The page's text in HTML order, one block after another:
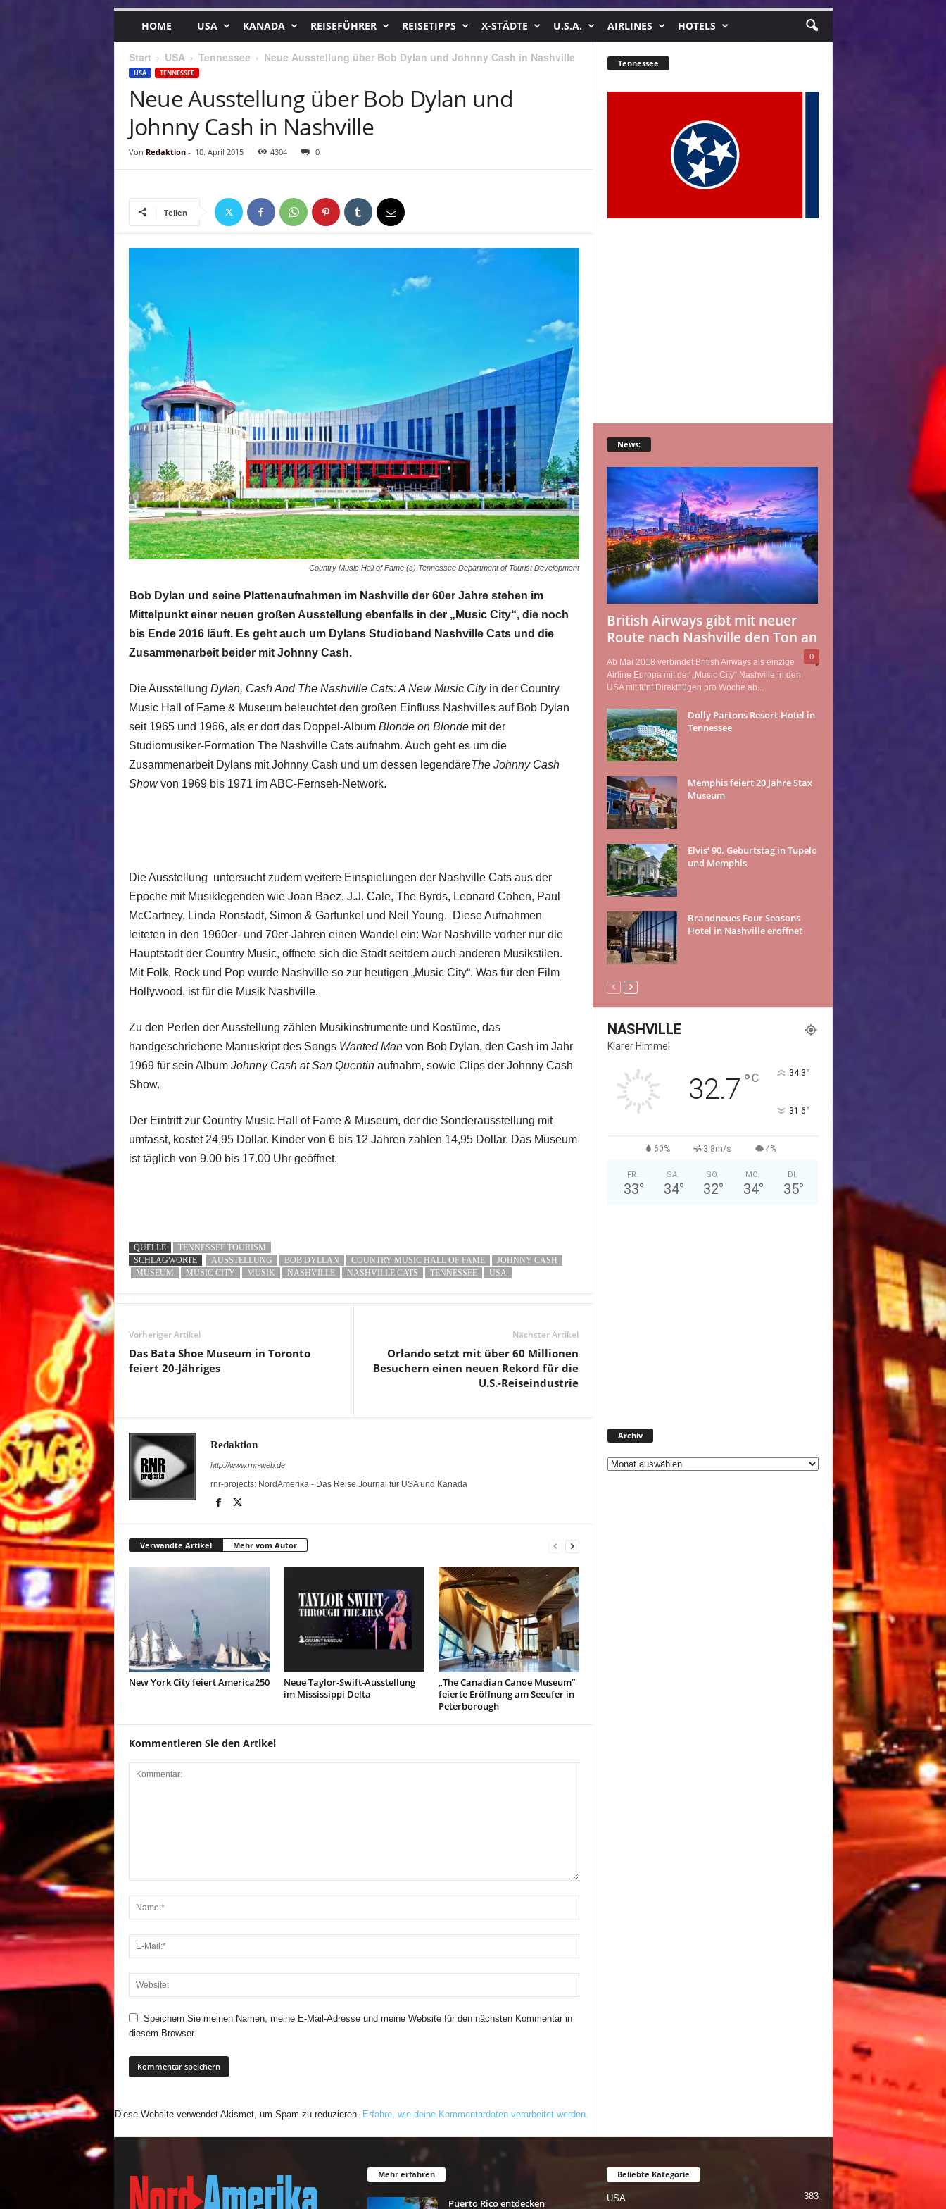
HOME USA KANADA REISEFÜHRER REISETIPPS X-STÄDTE U.S.A. AIRLINES HOTELS
Start USA Tennessee Neue Ausstellung über Bob Dylan und Johnny Cash in Nashville
USA TENNESSEE
Neue Ausstellung über Bob Dylan und
Johnny Cash in Nashville
Von Redaktion- 10. April 2015 4304 0
Teilen
Country Music Hall of Fame (c) Tennessee Department of Tourist Development
Bob Dylan und seine Plattenaufnahmen im Nashville der 60er Jahre stehen im
Mittelpunkt einer neuen großen Ausstellung ebenfalls in der „Music City“, die noch
bis Ende 2016 läuft. Es geht auch um Dylans Studioband Nashville Cats und die
Zusammenarbeit beider mit Johnny Cash.
Die Ausstellung Dylan, Cash And The Nashville Cats: A New Music Cityin der Country
Music Hall of Fame & Museum beleuchtet den großen Einfluss Nashvilles auf Bob Dylan
seit 1965 und 1966, als er dort das Doppel-Album Blonde on Blondemit der
Studiomusiker-Formation The Nashville Cats aufnahm. Auch geht es um die
Zusammenarbeit Dylans mit Johnny Cash und um dessen legendäreThe Johnny Cash
Showvon 1969 bis 1971 im ABC-Fernseh-Network.
Die Ausstellung untersucht zudem weitere Einspielungen der Nashville Cats aus der
Epoche mit Musiklegenden wie Joan Baez, J.J. Cale, The Byrds, Leonard Cohen, Paul
McCartney, Linda Ronstadt, Simon & Garfunkel und Neil Young. Diese Aufnahmen
leiteten in den 1960er- und 70er-Jahren einen Wandel ein: War Nashville vorher nur die
Hauptstadt der Country Music, öffnete sich die Stadt seitdem auch anderen Musikstilen.
Mit Folk, Rock und Pop wurde Nashville so zur heutigen „Music City“. Was für den Film
Hollywood, ist für die Musik Nashville.
Zu den Perlen der Ausstellung zählen Musikinstrumente und Kostüme, das
handgeschriebene Manuskript des Songs Wanted Manvon Bob Dylan, den Cash im Jahr
1969 für sein Album Johnny Cash at San Quentinaufnahm, sowie Clips der Johnny Cash
Show.
Der Eintritt zur Country Music Hall of Fame & Museum, der die Sonderausstellung mit
umfasst, kostet 24,95 Dollar. Kinder von 6 bis 12 Jahren zahlen 14,95 Dollar. Das Museum
ist täglich von 9.00 bis 17.00 Uhr geöffnet.
QUELLE
TENNESSEE TOURISM
SCHLAGWORTE
AUSSTELLUNG BOB DYLLAN COUNTRY MUSIC HALL OF FAME
JOHNNY CASH
MUSEUM
MUSIC CITY MUSIK NASHVILLE NASHVILLE CATS TENNESSEE USA
Vorheriger Artikel
Das Bata Shoe Museum in Toronto
feiert 20-Jähriges
Nächster Artikel
Orlando setzt mit über 60 Millionen
Besuchern einen neuen Rekord für die
U.S.-Reiseindustrie
Redaktion
http://www.rnr-web.de
rnr-projects: NordAmerika - Das Reise Journal für USA und Kanada
Verwandte Artikel Mehr vom Autor
New York City feiert America250
Neue Taylor-Swift-Ausstellung
im Mississippi Delta
„The Canadian Canoe Museum”
feierte Eröffnung am Seeufer in
Peterborough
Kommentieren Sie den Artikel
Speichern Sie meinen Namen, meine E-Mail-Adresse und meine Website für den nächsten Kommentar in
diesem Browser.
Diese Website verwendet Akismet, um Spam zu reduzieren. Erfahre, wie deine Kommentardaten verarbeitet werden.
Tennessee
News:
British Airways gibt mit neuer
Route nach Nashville den Ton an
0
Ab Mai 2018 verbindet British Airways als einzige
Airline Europa mit der „Music City“ Nashville in den
USA mit fünf Direktflügen pro Woche ab...
Dolly Partons Resort-Hotel in
Tennessee
Memphis feiert 20 Jahre Stax
Museum
Elvis‘ 90. Geburtstag in Tupelo
und Memphis
Brandneues Four Seasons
Hotel in Nashville eröffnet
NASHVILLE
Klarer Himmel
32.7 °C 34.3°
31.6°
60% 3.8m/s 4%
FR.
33°
SA.
34°
SO.
32°
MO.
34°
DI.
35°
Archiv
Mehr erfahren
Puerto Rico entdecken
Beliebte Kategorie
USA 383